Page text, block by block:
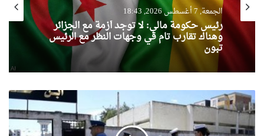
الجمعة, 7 أغسطس 2026, 18:43
رئيس حكومة مالي: لا توجد أزمة مع الجزائر
وهناك تقارب تام في وجهات النظر مع الرئيس
تبون
شرطة
وهران
تسطر
مخططا